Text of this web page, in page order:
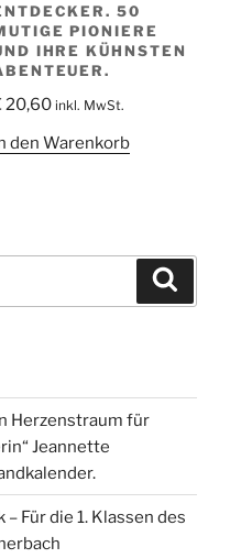
50
PIONIERE
IHRE KÜHNSTEN
20,60 inkl. MwSt.
den Warenkorb
Herzenstraum für
Jeannette
Für die 1. Klassen des